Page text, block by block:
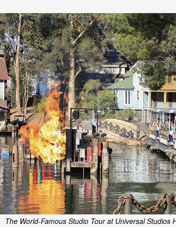
The World-Famous Studio Tour at Universal Studios